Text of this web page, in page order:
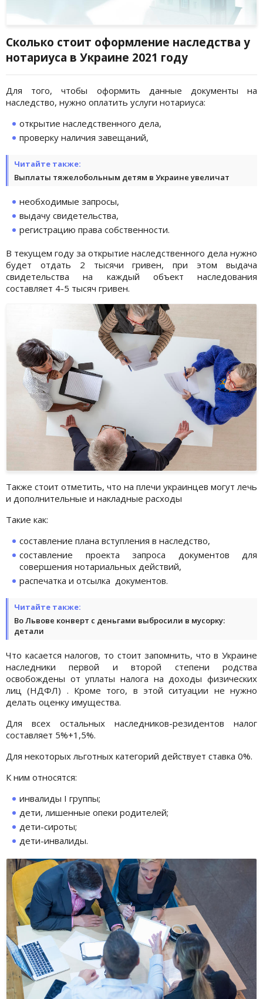
Сколько стоит оформление наследства у
нотариуса в Украине 2021 году
Для того, чтобы оформить данные документы на
наследство, нужно оплатить услуги нотариуса:
открытие наследственного дела,
проверку наличия завещаний,
Читайте также:
Выплаты тяжелобольным детям в Украине увеличат
необходимые запросы,
выдачу свидетельства,
регистрацию права собственности.
В текущем году за открытие наследственного дела нужно
будет отдать 2 тысячи гривен, при этом выдача
свидетельства на каждый объект наследования
составляет 4-5 тысяч гривен.
Также стоит отметить, что на плечи украинцев могут лечь
и дополнительные и накладные расходы
Такие как:
составление плана вступления в наследство,
составление проекта запроса документов для
совершения нотариальных действий,
распечатка и отсылка документов.
Читайте также:
Во Львове конверт с деньгами выбросили в мусорку:
детали
Что касается налогов, то стоит запомнить, что в Украине
наследники первой и второй степени родства
освобождены от уплаты налога на доходы физических
лиц (НДФЛ) . Кроме того, в этой ситуации не нужно
делать оценку имущества.
Для всех остальных наследников-резидентов налог
составляет 5%+1,5%.
Для некоторых льготных категорий действует ставка 0%.
К ним относятся:
инвалиды I группы;
дети, лишенные опеки родителей;
дети-сироты;
дети-инвалиды.